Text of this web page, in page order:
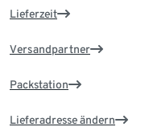
Lieferzeit
Versandpartner
Packstation
Lieferadresse ändern